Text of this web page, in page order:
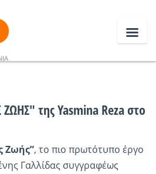
της Yasmina Reza στο
Ζωής”, το πιο πρωτότυπο έργο
Γαλλίδας συγγραφέως